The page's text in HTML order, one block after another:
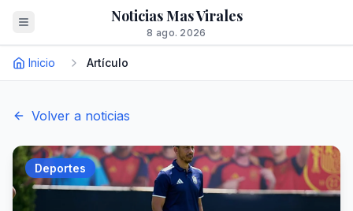
Noticias Mas Virales
8 ago. 2026
Inicio Artículo
Volver a noticias
Deportes